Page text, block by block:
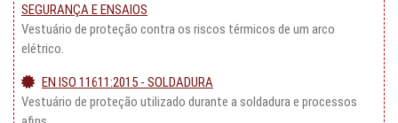
SEGURANÇA E ENSAIOS
Vestuário de proteção contra os riscos térmicos de um arco
elétrico.
EN ISO 11611:2015 - SOLDADURA
Vestuário de proteção utilizado durante a soldadura e processos